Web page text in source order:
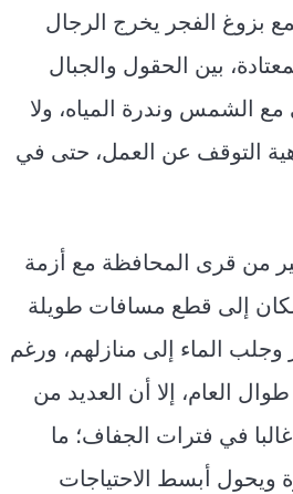
بزوغ الفجر يخرج الرجال
بين الحقول والجبال
الشمس وندرة المياه، ولا
التوقف عن العمل، حتى في
من قرى المحافظة مع أزمة
إلى قطع مسافات طويلة
وجلب الماء إلى منازلهم، ورغم
العام، إلا أن العديد من
في فترات الجفاف؛ ما
ويحول أبسط الاحتياجات